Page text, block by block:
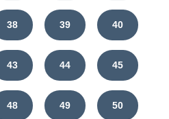
38 39 40
43 44 45
48 49 50